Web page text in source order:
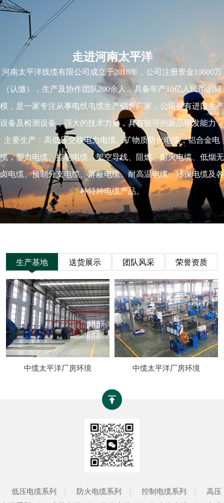
走进河南太平洋
河南太平洋线缆有限公司成立于2018年，公司注册资金10600万
（认缴），生产及协作团队200余人，具备年产10亿人民币的规
模，是一家专注从事电线电缆生产销售厂家，公司拥有进口生产
设备及检测设备，强大的技术力量，具有较强的新品研发能力，
主要生产：高低压交联电力电缆、矿物质防火电缆，铝合金电
缆，塑力电缆、控制电缆、架空导线、阻燃、耐火电缆、低烟无
卤电缆、预制分支电缆、屏蔽电缆、耐高温电缆、环保电缆及各
种特种电缆产品。
生产基地 送货展示 团队风采 荣誉资质
中缆太平洋厂房环境 中缆太平洋厂房环境
低压电缆系列 防火电缆系列 控制电缆系列
高压